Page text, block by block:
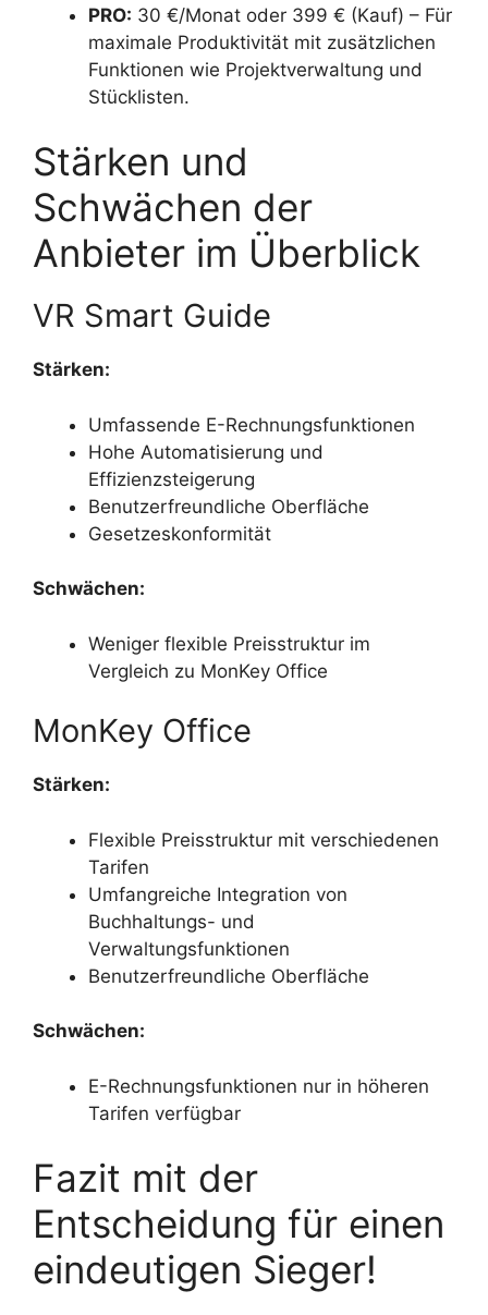
PRO: 30 €/Monat oder 399 € (Kauf) – Für
maximale Produktivität mit zusätzlichen
Funktionen wie Projektverwaltung und
Stücklisten.
Stärken und
Schwächen der
Anbieter im Überblick
VR Smart Guide
Stärken:
Umfassende E-Rechnungsfunktionen
Hohe Automatisierung und
Effizienzsteigerung
Benutzerfreundliche Oberfläche
Gesetzeskonformität
Schwächen:
Weniger flexible Preisstruktur im
Vergleich zu MonKey Office
MonKey Office
Stärken:
Flexible Preisstruktur mit verschiedenen
Tarifen
Umfangreiche Integration von
Buchhaltungs- und
Verwaltungsfunktionen
Benutzerfreundliche Oberfläche
Schwächen:
E-Rechnungsfunktionen nur in höheren
Tarifen verfügbar
Fazit mit der
Entscheidung für einen
eindeutigen Sieger!